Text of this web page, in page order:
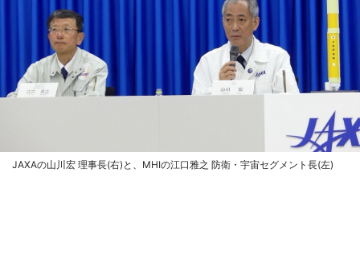
JAXAの山川宏 理事長(右)と、MHIの江口雅之 防衛・宇宙セグメント長(左)